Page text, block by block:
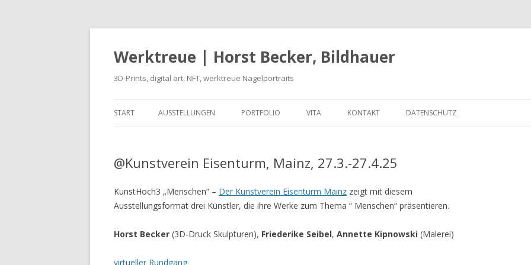
Werktreue | Horst Becker, Bildhauer
3D-Prints, digital art, NFT, werktreue Nagelportraits
Inhalt
START AUSSTELLUNGEN PORTFOLIO
LEUCHTKÄSTEN
PICTUREOFTHEDAY
POPULI RHENI
SLICED TIME
NFT
ALTER EGO
ALTERNATIVLOSE KOMPOSITION
PORTED CUBES
INSTALLATION BLUEBEARD
3 FLASCHENGEISTER
NEUE MEDIEN UKRN!MN.HRZ.BRCHT.MT.DNN.MRN
VITA KONTAKT DATENSCHUTZ
@Kunstverein Eisenturm, Mainz, 27.3.-27.4.25
KunstHoch3 „Menschen“ – Der Kunstverein Eisenturm Mainz zeigt mit diesem
Ausstellungsformat drei Künstler, die ihre Werke zum Thema “ Menschen“ präsentieren.
Horst Becker (3D-Druck Skulpturen), Friederike Seibel, Annette Kipnowski (Malerei)
virtueller Rundgang